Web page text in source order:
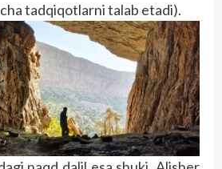
tadqiqotlarni talab etadi).